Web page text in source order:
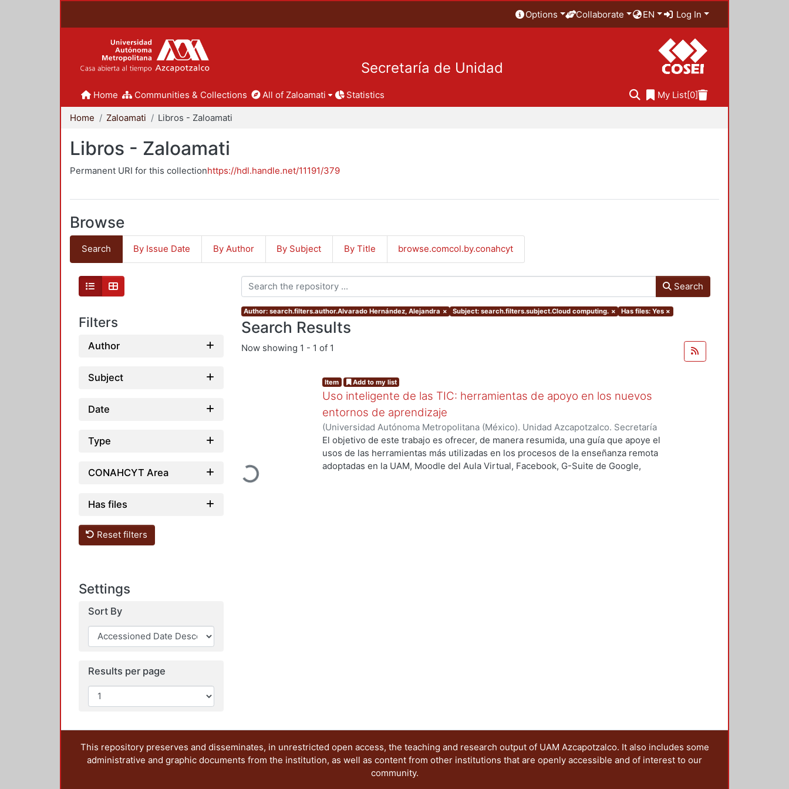
Options Collaborate EN Log In
Secretaría de Unidad
Home Communities & Collections All of Zaloamati Statistics My List[0]
Home Zaloamati Libros - Zaloamati
Libros - Zaloamati
Permanent URI for this collectionhttps://hdl.handle.net/11191/379
Browse
Search By Issue Date By Author By Subject By Title browse.comcol.by.conahcyt
Filters
Author
Subject
Date
Type
CONAHCYT Area
Has files
Reset filters
Settings
Sort By
Results per page
Search
Author: search.filters.author.Alvarado Hernández, Alejandra × Subject: search.filters.subject.Cloud computing. × Has files: Yes ×
Search Results
Now showing 1 - 1 of 1
Loading...
Item Add to my list
Uso inteligente de las TIC: herramientas de apoyo en los nuevos
entornos de aprendizaje
(Universidad Autónoma Metropolitana (México). Unidad Azcapotzalco. Secretaría
Académica.,2021) García Castro, María Beatriz;Orozco García, Paola Yatzel;Puga
García, Merary Denny;Martínez Morales, Mercedes Isabel;Alvarado Hernández,
Alejandra; Tarango de la Torre, Juan Carlos
El objetivo de este trabajo es ofrecer, de manera resumida, una guía que apoye el
usos de las herramientas más utilizadas en los procesos de la enseñanza remota
adoptadas en la UAM, Moodle del Aula Virtual, Facebook, G-Suite de Google,
This repository preserves and disseminates, in unrestricted open access, the teaching and research output of UAM Azcapotzalco. It also includes some
administrative and graphic documents from the institution, as well as content from other institutions that are openly accessible and of interest to our
community.